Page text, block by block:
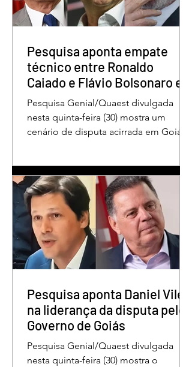
disputa pelo Governo
de Goiás
Pesquisa aponta empate
técnico entre Ronaldo
Caiado e Flávio Bolsonaro em
Goiás
Pesquisa Genial/Quaest divulgada
nesta quinta-feira (30) mostra um
cenário de disputa acirrada em Goiás
aparece com 33% das intenções de
voto no primeiro turno, seguido pelo
senador Flávio Bolsonaro (PL), com
27%. Considerando a margem de erro
de três pontos percentuais, os dois
estão em empate técnico. Na terceira
colocação está o presidente Luiz
intenções de voto. Os
Pesquisa aponta Daniel Vilela
na liderança da disputa pelo
Governo de Goiás
Pesquisa Genial/Quaest divulgada
nesta quinta-feira (30) mostra o